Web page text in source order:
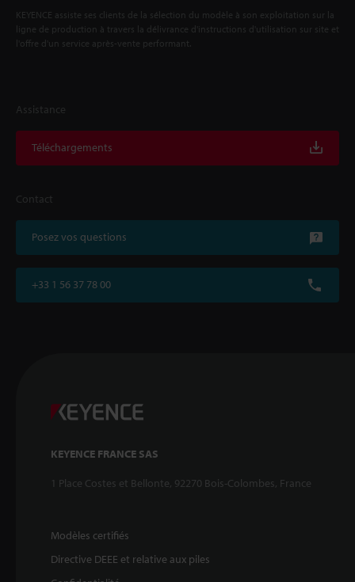
KEYENCE assiste ses clients de la sélection du modèle à son exploitation sur la
ligne de production à travers la délivrance d'instructions d'utilisation sur site et
l'offre d'un service après-vente performant.
Assistance
Téléchargements
Contact
Posez vos questions
+33 1 56 37 78 00
KEYENCE FRANCE SAS
1 Place Costes et Bellonte, 92270 Bois-Colombes, France
Modèles certifiés
Directive DEEE et relative aux piles